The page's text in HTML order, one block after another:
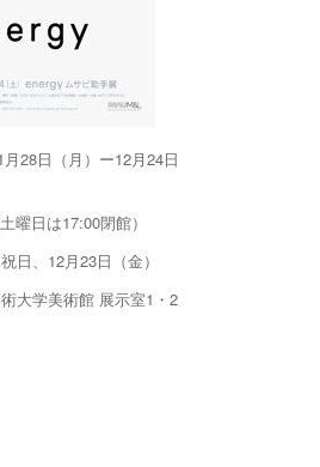
28日（月）ー12月24日
曜日は17:00閉館）
日、12月23日（金）
大学美術館 展示室1・2